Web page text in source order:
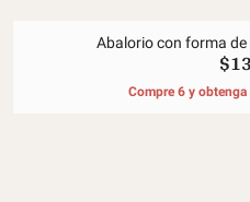
Abalorio con forma
Compre 6 y obtenga